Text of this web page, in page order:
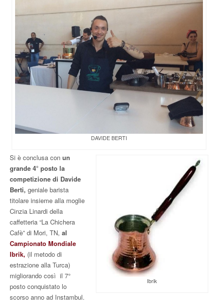
DAVIDE BERTI
Ibrik
Si è conclusa con un
grande 4° posto la
competizione di Davide
Berti, geniale barista
titolare insieme alla moglie
Cinzia Linardi della
caffetteria “La Chichera
Cafè” di Mori, TN, al
Campionato Mondiale
Ibrik, (il metodo di
estrazione alla Turca)
migliorando così il 7°
posto conquistato lo
scorso anno ad Instambul.